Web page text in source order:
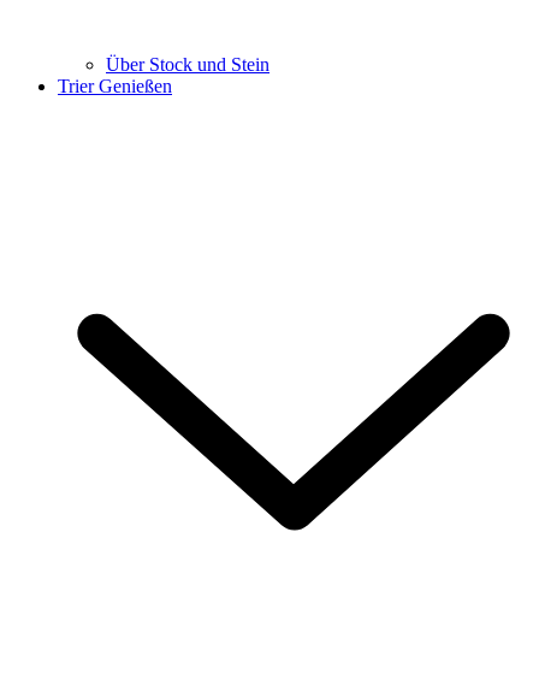
Über Stock und Stein
Trier Genießen